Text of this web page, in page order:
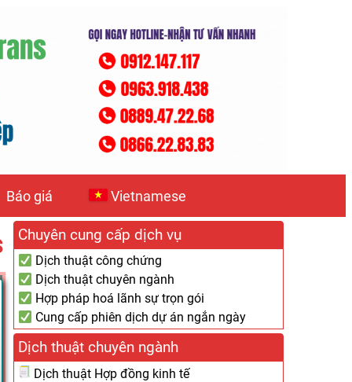
Báo giá Vietnamese
Chuyên cung cấp dịch vụ
Dịch thuật công chứng
Dịch thuật chuyên ngành
Hợp pháp hoá lãnh sự trọn gói
Cung cấp phiên dịch dự án ngắn ngày
Dịch thuật chuyên ngành
Dịch thuật Hợp đồng kinh tế